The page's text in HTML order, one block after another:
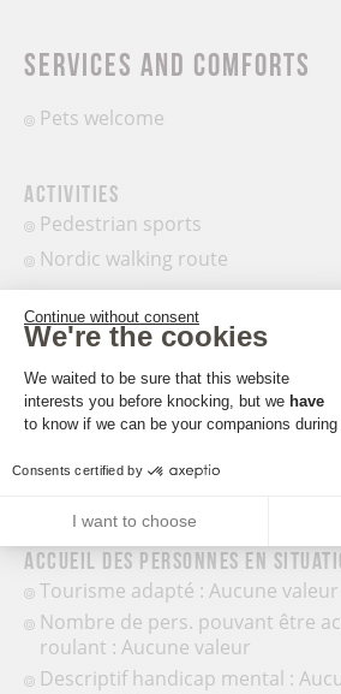
Services and comforts
Pets welcome
Activities
Pedestrian sports
Nordic walking route
Equipments
Accueil des personnes en
Tourisme adapté : Aucune valeur
Nombre de pers. pouvant être
roulant : Aucune valeur
Descriptif handicap mental :
Continue without consent
We're the cookies
Consent Management
We waited to be sure that this website
interests you before knocking, but we have
to know if we can be your companions during
Consents certified by
I want to choose
Axeptio consent